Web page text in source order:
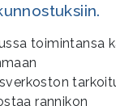
toimintansa
rannikon